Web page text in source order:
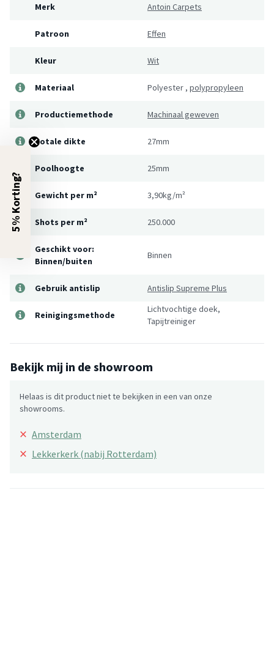
Merk Antoin Carpets
Patroon Effen
Kleur Wit
Materiaal Polyester , polypropyleen
Productiemethode Machinaal geweven
Totale dikte 27mm
Poolhoogte 25mm
Gewicht per m² 3,90kg/m²
Shots per m² 250.000
Geschikt voor:
Binnen/buiten
Binnen
Gebruik antislip Antislip Supreme Plus
Reinigingsmethode
Lichtvochtige doek,
Tapijtreiniger
Bekijk mij in de showroom
Helaas is dit product niet te bekijken in een van onze
showrooms.
× Amsterdam
× Lekkerkerk (nabij Rotterdam)
5% Korting?